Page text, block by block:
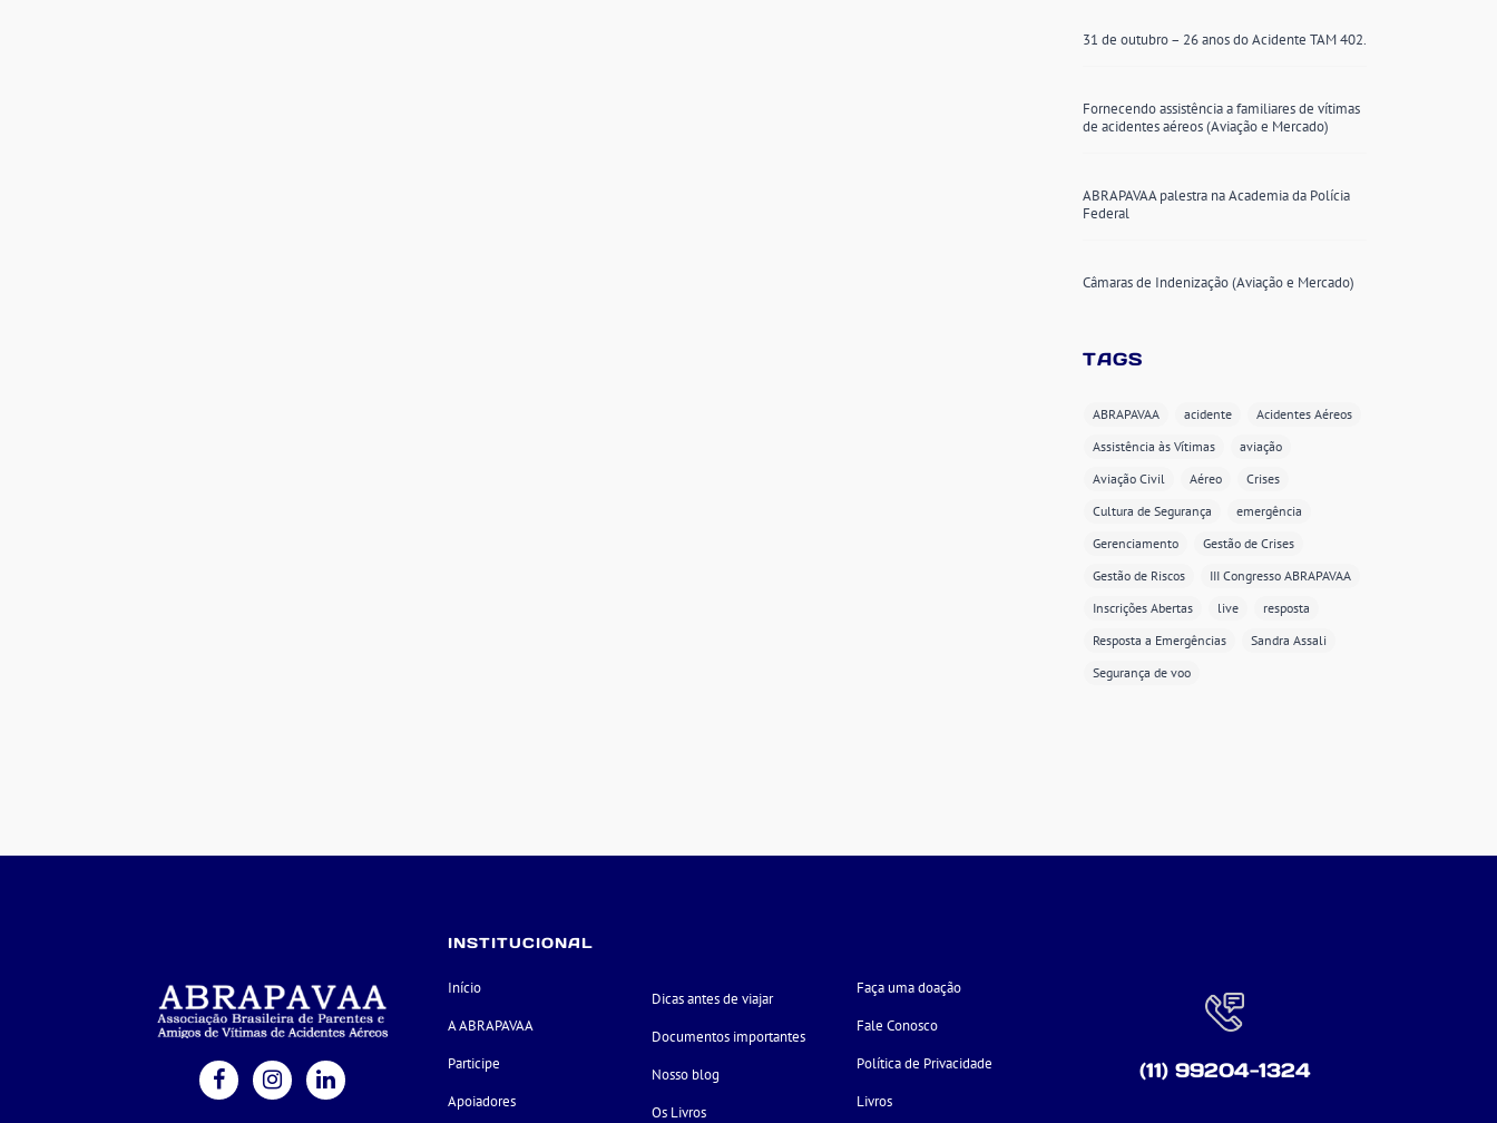
31 de outubro – 26 anos do Acidente TAM 402.
Fornecendo assistência a familiares de vítimas
de acidentes aéreos (Aviação e Mercado)
ABRAPAVAA palestra na Academia da Polícia
Federal
Câmaras de Indenização (Aviação e Mercado)
TAGS
ABRAPAVAA acidente
Acidentes Aéreos
Assistência às Vítimas
aviação
Aviação Civil
Aéreo
Crises
Cultura de Segurança
emergência
Gerenciamento
Gestão de Crises
Gestão de Riscos
III Congresso ABRAPAVAA
Inscrições Abertas
live
resposta
Resposta a Emergências
Sandra Assali
Segurança de voo
INSTITUCIONAL
Início
A ABRAPAVAA
Participe
Apoiadores
Dicas antes de viajar
Documentos importantes
Nosso blog
Os Livros
Faça uma doação
Fale Conosco
Política de Privacidade
Livros
(11) 99204-1324